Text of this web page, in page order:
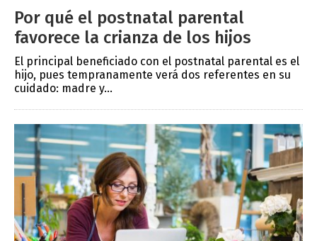
Por qué el postnatal parental
favorece la crianza de los hijos
El principal beneficiado con el postnatal parental es el
hijo, pues tempranamente verá dos referentes en su
cuidado: madre y...